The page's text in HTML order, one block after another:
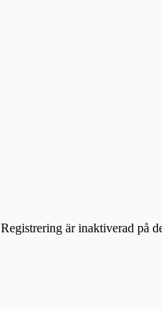
Registrering är inaktiverad på